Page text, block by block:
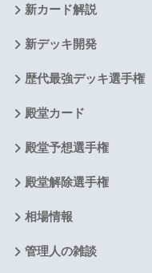
新カード解説
新デッキ開発
歴代最強デッキ選手権
殿堂カード
殿堂予想選手権
殿堂解除選手権
相場情報
管理人の雑談